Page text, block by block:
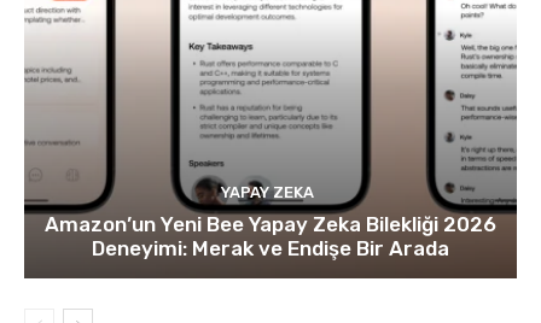
YAPAY ZEKA
Amazon’un Yeni Bee Yapay Zeka Bilekliği 2026
Deneyimi: Merak ve Endişe Bir Arada